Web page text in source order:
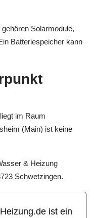
Solarmodule,
Batteriespeicher kann
im Raum
(Main) ist keine
& Heizung
Schwetzingen.
ist ein